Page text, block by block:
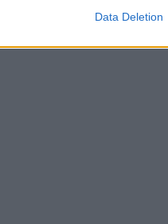
Data Deletion